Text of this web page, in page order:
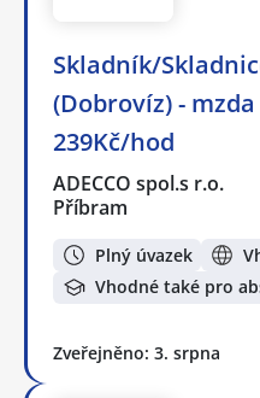
Skladník/
(Dobrovíz) - mzda
239Kč/hod
ADECCO spol.s r.o.
Příbram
Plný úvazek
Vhodné také pro
Zveřejněno: 3. srpna